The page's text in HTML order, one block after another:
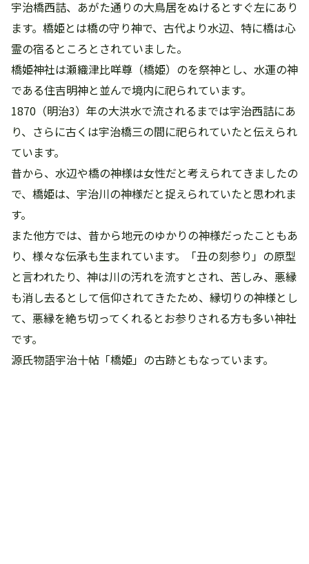
宇治橋西詰、あがた通りの大鳥居をぬけるとすぐ左にあり
ます。橋姫とは橋の守り神で、古代より水辺、特に橋は心
霊の宿るところとされていました。
橋姫神社は瀬織津比咩尊（橋姫）のを祭神とし、水運の神
である住吉明神と並んで境内に祀られています。
1870（明治3）年の大洪水で流されるまでは宇治西詰にあ
り、さらに古くは宇治橋三の間に祀られていたと伝えられ
ています。
昔から、水辺や橋の神様は女性だと考えられてきましたの
で、橋姫は、宇治川の神様だと捉えられていたと思われま
す。
また他方では、昔から地元のゆかりの神様だったこともあ
り、様々な伝承も生まれています。「丑の刻参り」の原型
と言われたり、神は川の汚れを流すとされ、苦しみ、悪縁
も消し去るとして信仰されてきたため、縁切りの神様とし
て、悪縁を絶ち切ってくれるとお参りされる方も多い神社
です。
源氏物語宇治十帖「橋姫」の古跡ともなっています。